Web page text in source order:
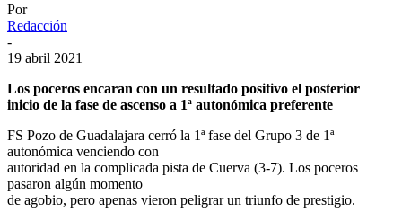
Por
Redacción
-
19 abril 2021
Los poceros encaran con un resultado positivo el posterior
inicio de la fase de ascenso a 1ª autonómica preferente
FS Pozo de Guadalajara cerró la 1ª fase del Grupo 3 de 1ª
autonómica venciendo con
autoridad en la complicada pista de Cuerva (3-7). Los poceros
pasaron algún momento
de agobio, pero apenas vieron peligrar un triunfo de prestigio.